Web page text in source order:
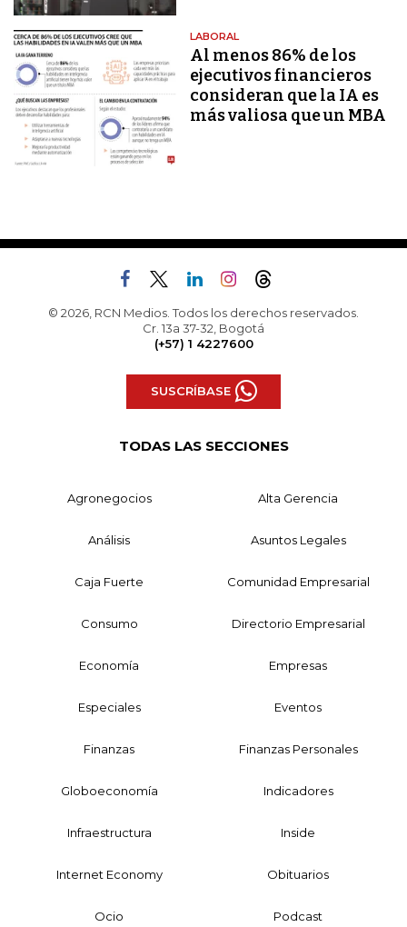
LABORAL
Al menos 86% de los
ejecutivos financieros
consideran que la IA es
más valiosa que un MBA
© 2026, RCN Medios. Todos los derechos reservados.
Cr. 13a 37-32, Bogotá
(+57) 1 4227600
SUSCRÍBASE
TODAS LAS SECCIONES
Agronegocios Alta Gerencia
Análisis Asuntos Legales
Caja Fuerte Comunidad Empresarial
Consumo Directorio Empresarial
Economía Empresas
Especiales Eventos
Finanzas Finanzas Personales
Globoeconomía Indicadores
Infraestructura Inside
Internet Economy Obituarios
Ocio Podcast